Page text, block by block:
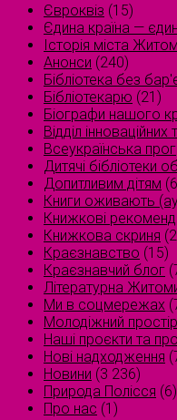
Євроквіз (15)
Єдина країна —
Історія міста
Анонси (240)
Бібліотека без
Бібліотекарю (21)
Біографи нашого
Відділ
Всеукраїнська
Дитячі бібліотеки
Допитливим дітям
Книги оживають
Книжкові
Книжкова скриня
Краєзнавство (15)
Краєзнавчий блог
Літературна
Ми в соцмережах
Молодіжний простір
Наші проєкти та
Нові надходження
Новини (3 236)
Природа Полісся (6)
Про нас (1)